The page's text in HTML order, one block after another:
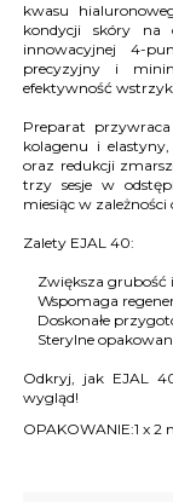
kwasu
kondycji skóry na
innowacyjnej 4-
precyzyjny i
efektywność
Preparat
kolagenu i
oraz redukcji
trzy sesje w
miesiąc w zależności
Zalety EJAL 40:
Zwiększa grubość
Wspomaga
Doskonałe
Sterylne
Odkryj, jak EJAL
wygląd!
OPAKOWANIE:1 x